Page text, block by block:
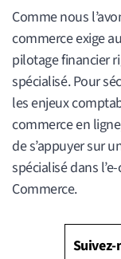
Comme nous
commerce exige
pilotage financier
spécialisé. Pour
les enjeux
commerce en
de s’appuyer sur
spécialisé dans
Commerce.
Suivez-